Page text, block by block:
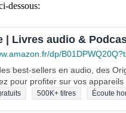
dessous:
| Livres audio &
dp/
best-sellers en audio, des
pour profiter sur vos
500K+ titres Écoute